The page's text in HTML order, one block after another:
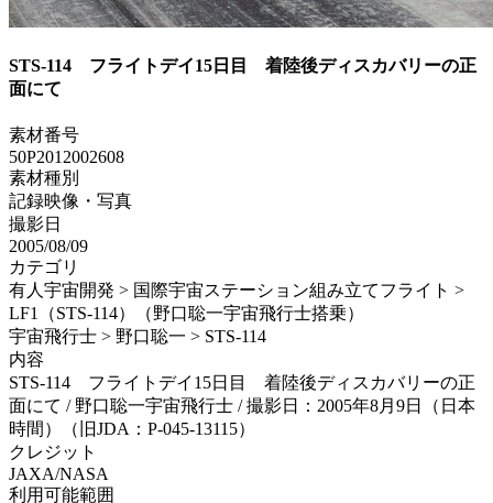
STS-114 フライトデイ15日目 着陸後ディスカバリーの正
面にて
素材番号
50P2012002608
素材種別
記録映像・写真
撮影日
2005/08/09
カテゴリ
有人宇宙開発 > 国際宇宙ステーション組み立てフライト >
LF1（STS-114）（野口聡一宇宙飛行士搭乗）
宇宙飛行士 > 野口聡一 > STS-114
内容
STS-114 フライトデイ15日目 着陸後ディスカバリーの正
面にて / 野口聡一宇宙飛行士 / 撮影日：2005年8月9日（日本
時間）（旧JDA：P-045-13115）
クレジット
JAXA/NASA
利用可能範囲